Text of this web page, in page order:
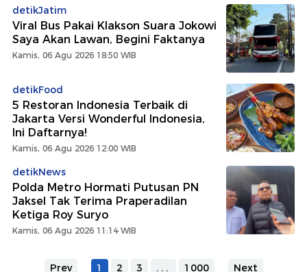
detikJatim
Viral Bus Pakai Klakson Suara Jokowi
Saya Akan Lawan, Begini Faktanya
Kamis, 06 Agu 2026 18:50 WIB
detikFood
5 Restoran Indonesia Terbaik di
Jakarta Versi Wonderful Indonesia,
Ini Daftarnya!
Kamis, 06 Agu 2026 12:00 WIB
detikNews
Polda Metro Hormati Putusan PN
Jaksel Tak Terima Praperadilan
Ketiga Roy Suryo
Kamis, 06 Agu 2026 11:14 WIB
Prev 1 2 3 ... 1000 Next